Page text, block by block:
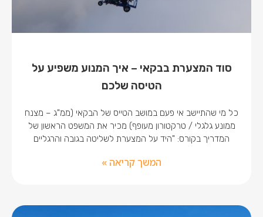
סוד המצערת בבקאי – איך המנוע משפיע על
הטיסה שלכם
כל מי שהתיישב אי פעם במושב הטייס של הבקאי (ממ"ג – מצנח
ממונע גלגלי / טרקטורון מעופף) מכיר את המשפט הראשון של
המדריך בקורס: "היד על המצערת לשליטה בגובה והרגליים
המשך קריאה »